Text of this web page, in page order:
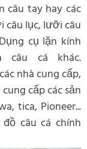
câu tay hay các
câu lục, lưỡi câu
cụ lặn kính
cá khác.
nhà cung cấp,
cấp các sản
tica, Pioneer...
câu cá chính